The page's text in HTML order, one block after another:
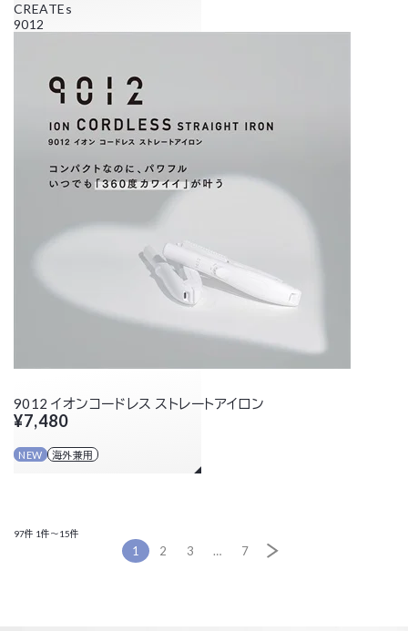
CREATEs
9012
9012 イオンコードレス ストレートアイロン
¥7,480
NEW 海外兼用
97件 1件～15件
1 2 3 … 7